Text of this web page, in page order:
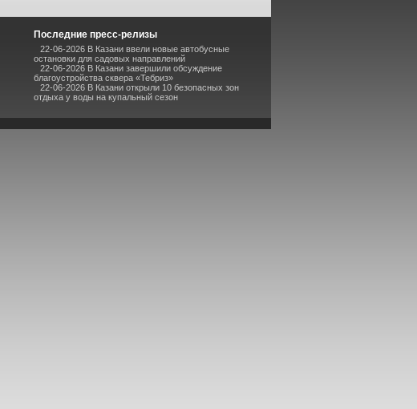
Последние пресс-релизы
22-06-2026 В Казани ввели новые автобусные
остановки для садовых направлений
22-06-2026 В Казани завершили обсуждение
благоустройства сквера «Тебриз»
22-06-2026 В Казани открыли 10 безопасных зон
отдыха у воды на купальный сезон